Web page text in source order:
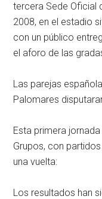
tercera Sede Oficial
2008, en el estadio
con un público
el aforo de las
Las parejas
Palomares
Esta primera
Grupos, con
una vuelta:
Los resultados han